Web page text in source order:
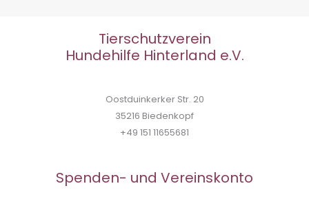
Tierschutzverein
Hundehilfe Hinterland e.V.
Oostduinkerker Str. 20
35216 Biedenkopf
+49 151 11655681
Spenden- und Vereinskonto